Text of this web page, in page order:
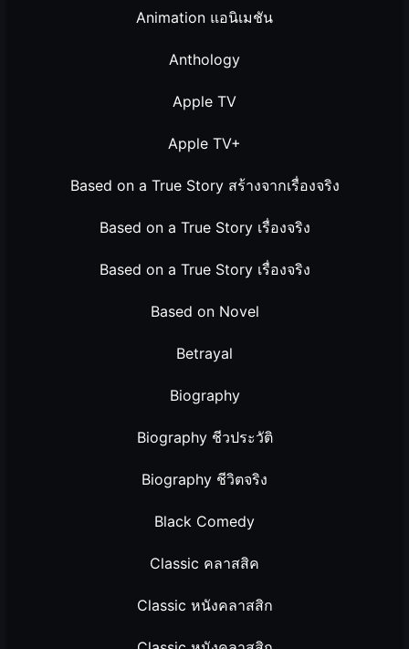
Animation แอนิเมชัน
Anthology
Apple TV
Apple TV+
Based on a True Story สร้างจากเรื่องจริง
Based on a True Story เรื่องจริง
Based on a True Story เรื่องจริง
Based on Novel
Betrayal
Biography
Biography ชีวประวัติ
Biography ชีวิตจริง
Black Comedy
Classic คลาสสิค
Classic หนังคลาสสิก